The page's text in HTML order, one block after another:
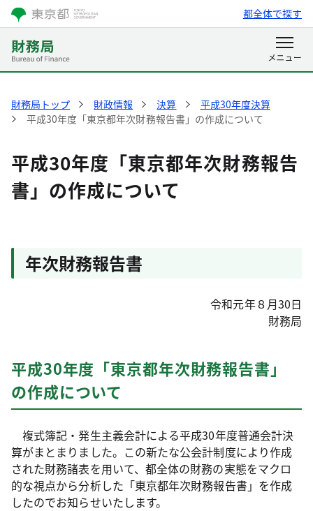
都全体で探す
財務局トップ 財政情報 決算
平成30年度決算
平成30年度「東京都年次財務報告書」の作成について
平成30年度「東京都年次財務報告
書」の作成について
年次財務報告書
令和元年８月30日
財務局
平成30年度「東京都年次財務報告書」
の作成について
複式簿記・発生主義会計による平成30年度普通会計決
算がまとまりました。この新たな公会計制度により作成
された財務諸表を用いて、都全体の財務の実態をマクロ
的な視点から分析した「東京都年次財務報告書」を作成
したのでお知らせいたします。